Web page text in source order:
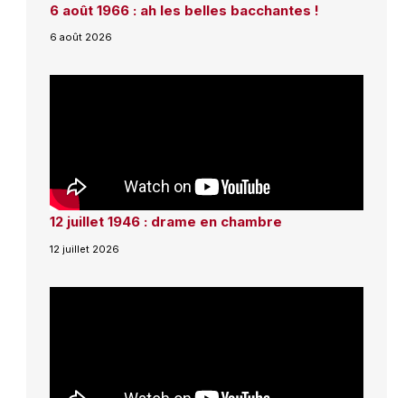
6 août 1966 : ah les belles bacchantes !
6 août 2026
12 juillet 1946 : drame en chambre
12 juillet 2026